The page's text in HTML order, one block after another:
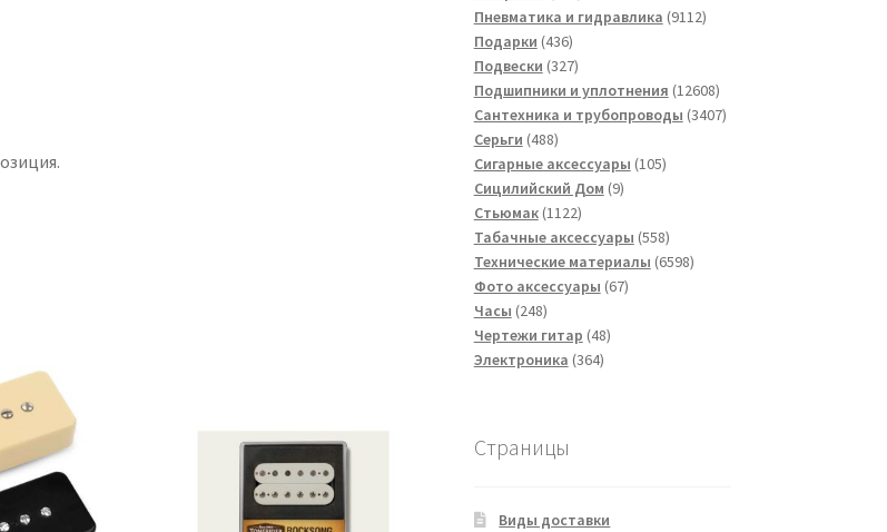
товар
Пневматика и гидравлика 91129112
Подарки 436436
товаров
Подвески 327327
товаров
Подшипники и уплотнения 1260812608
товаров
Сантехника и трубопроводы 34073407
Серьги 488488
товаров
Сигарные аксессуары 105105
Сицилийский Дом 99
Стьюмак 11221122
товара
Табачные аксессуары 558558
товаров
Технические материалы 65986598
Фото аксессуары 6767
Часы 248248
товаров
Чертежи гитар 4848
Электроника 364364
Страницы
Виды доставки